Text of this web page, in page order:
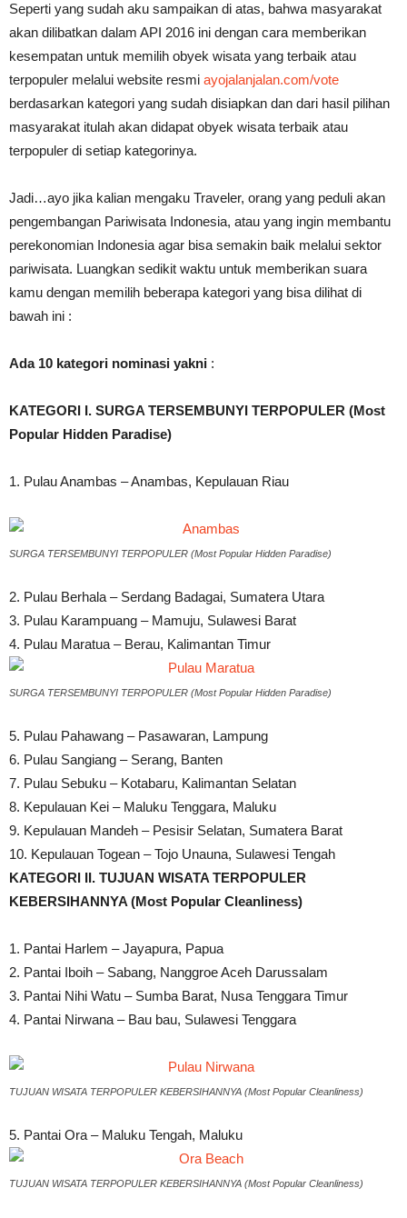
Seperti yang sudah aku sampaikan di atas, bahwa masyarakat
akan dilibatkan dalam API 2016 ini dengan cara memberikan
kesempatan untuk memilih obyek wisata yang terbaik atau
terpopuler melalui website resmi ayojalanjalan.com/vote
berdasarkan kategori yang sudah disiapkan dan dari hasil pilihan
masyarakat itulah akan didapat obyek wisata terbaik atau
terpopuler di setiap kategorinya.
Jadi…ayo jika kalian mengaku Traveler, orang yang peduli akan
pengembangan Pariwisata Indonesia, atau yang ingin membantu
perekonomian Indonesia agar bisa semakin baik melalui sektor
pariwisata. Luangkan sedikit waktu untuk memberikan suara
kamu dengan memilih beberapa kategori yang bisa dilihat di
bawah ini :
Ada 10 kategori nominasi yakni :
KATEGORI I. SURGA TERSEMBUNYI TERPOPULER (Most
Popular Hidden Paradise)
1. Pulau Anambas – Anambas, Kepulauan Riau
SURGA TERSEMBUNYI TERPOPULER (Most Popular Hidden Paradise)
2. Pulau Berhala – Serdang Badagai, Sumatera Utara
3. Pulau Karampuang – Mamuju, Sulawesi Barat
4. Pulau Maratua – Berau, Kalimantan Timur
SURGA TERSEMBUNYI TERPOPULER (Most Popular Hidden Paradise)
5. Pulau Pahawang – Pasawaran, Lampung
6. Pulau Sangiang – Serang, Banten
7. Pulau Sebuku – Kotabaru, Kalimantan Selatan
8. Kepulauan Kei – Maluku Tenggara, Maluku
9. Kepulauan Mandeh – Pesisir Selatan, Sumatera Barat
10. Kepulauan Togean – Tojo Unauna, Sulawesi Tengah
KATEGORI II. TUJUAN WISATA TERPOPULER
KEBERSIHANNYA (Most Popular Cleanliness)
1. Pantai Harlem – Jayapura, Papua
2. Pantai Iboih – Sabang, Nanggroe Aceh Darussalam
3. Pantai Nihi Watu – Sumba Barat, Nusa Tenggara Timur
4. Pantai Nirwana – Bau bau, Sulawesi Tenggara
TUJUAN WISATA TERPOPULER KEBERSIHANNYA (Most Popular Cleanliness)
5. Pantai Ora – Maluku Tengah, Maluku
TUJUAN WISATA TERPOPULER KEBERSIHANNYA (Most Popular Cleanliness)